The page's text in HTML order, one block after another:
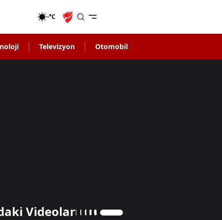
-°C
Televizyon Otomobil
Videolar